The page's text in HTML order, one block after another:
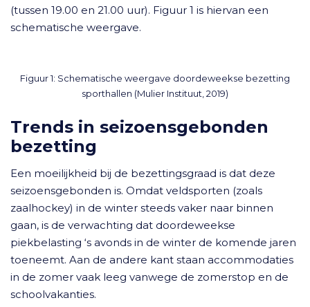
(tussen 19.00 en 21.00 uur). Figuur 1 is hiervan een
schematische weergave.
Figuur 1: Schematische weergave doordeweekse bezetting
sporthallen (Mulier Instituut, 2019)
Trends in seizoensgebonden
bezetting
Een moeilijkheid bij de bezettingsgraad is dat deze
seizoensgebonden is. Omdat veldsporten (zoals
zaalhockey) in de winter steeds vaker naar binnen
gaan, is de verwachting dat doordeweekse
piekbelasting ‘s avonds in de winter de komende jaren
toeneemt. Aan de andere kant staan accommodaties
in de zomer vaak leeg vanwege de zomerstop en de
schoolvakanties.